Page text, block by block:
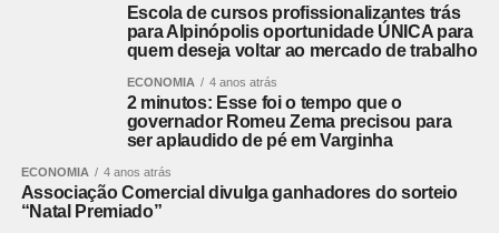
Escola de cursos profissionalizantes trás
para Alpinópolis oportunidade ÚNICA para
quem deseja voltar ao mercado de trabalho
ECONOMIA 4 anos atrás
2 minutos: Esse foi o tempo que o
governador Romeu Zema precisou para
ser aplaudido de pé em Varginha
ECONOMIA 4 anos atrás
Associação Comercial divulga ganhadores do sorteio
“Natal Premiado”